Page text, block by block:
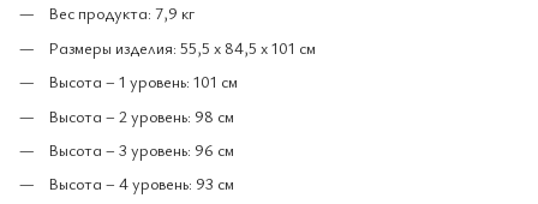
Вес продукта: 7,9 кг
Размеры изделия: 55,5 х 84,5 х 101 см
Высота – 1 уровень: 101 см
Высота – 2 уровень: 98 см
Высота – 3 уровень: 96 см
Высота – 4 уровень: 93 см